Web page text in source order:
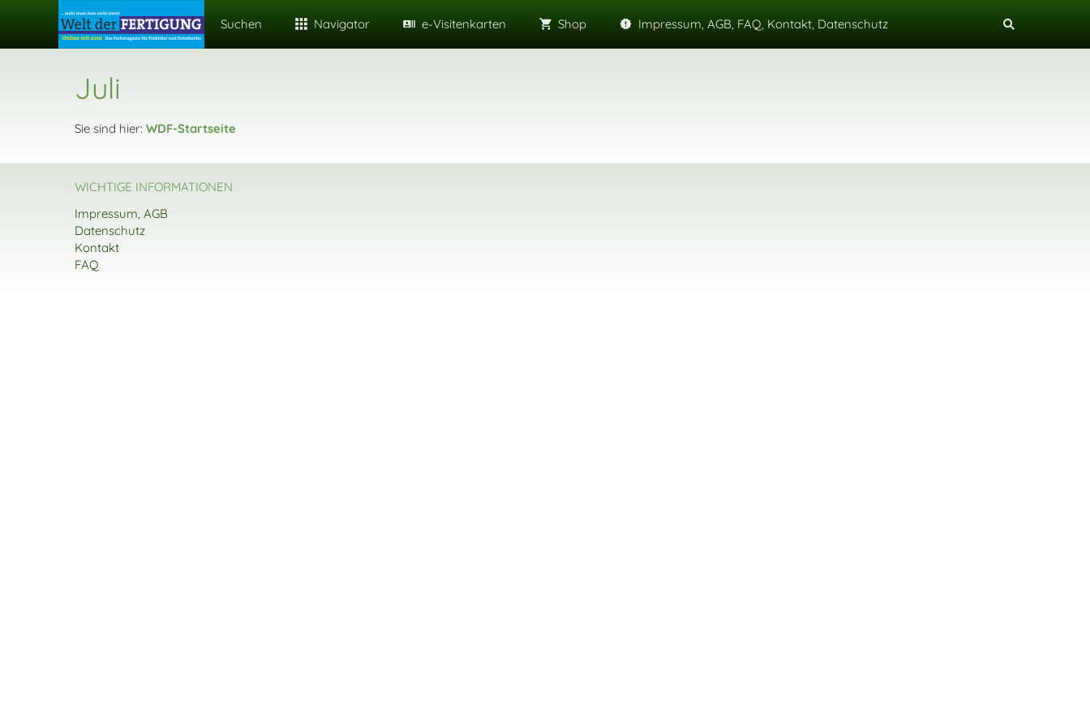
Suchen Navigator e-Visitenkarten Shop Impressum, AGB, FAQ, Kontakt, Datenschutz
Juli
Sie sind hier: WDF-Startseite
WICHTIGE INFORMATIONEN
Impressum, AGB
Datenschutz
Kontakt
FAQ